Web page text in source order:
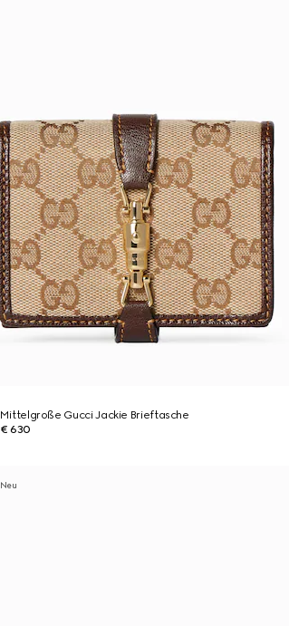
Mittelgroße Gucci Jackie Brieftasche
€ 630
Neu